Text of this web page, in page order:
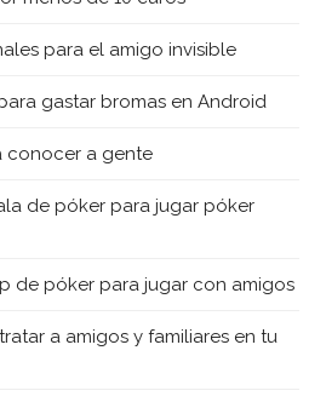
para el amigo invisible
gastar bromas en Android
conocer a gente
de póker para jugar póker
de póker para jugar con amigos
a amigos y familiares en tu